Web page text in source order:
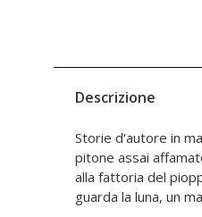
Descrizione
Storie d'autore in
pitone assai
alla fattoria del
guarda la luna, un
compleanno... A
illustrate di
perché scritte in